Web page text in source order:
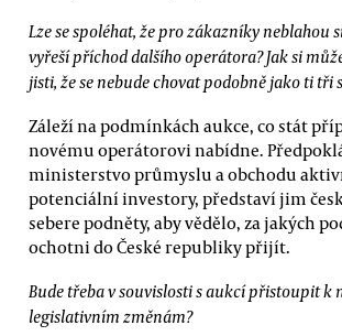
Lze se spoléhat, že pro zákazníky neblahou
vyřeší příchod dalšího operátora? Jak si
jisti, že se nebude chovat podobně jako ti tři
Záleží na podmínkách aukce, co stát
novému operátorovi nabídne.
ministerstvo průmyslu a obchodu
potenciální investory, představí jim
sebere podněty, aby vědělo, za jakých
ochotni do České republiky přijít.
Bude třeba v souvislosti s aukcí přistoupit k
legislativním změnám?